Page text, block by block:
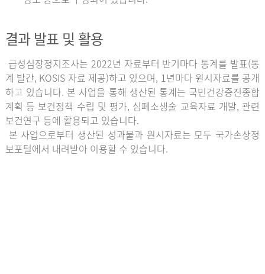
결과 발표 및 활용
급성심장정지조사는 2022년 자료부터 반기마다 통계를 발표(통
계 발간, KOSIS 자료 제공)하고 있으며, 1년마다 원시자료를 공개
하고 있습니다. 본 사업을 통해 생산된 통계는 국민건강증진종합
계획 등 보건정책 수립 및 평가, 심폐소생술 교육자료 개발, 관련
보건연구 등에 활용되고 있습니다.
본 사업으로부터 생산된 성과물과 원시자료는 모두 국가손상정
보포털에서 내려받아 이용할 수 있습니다.